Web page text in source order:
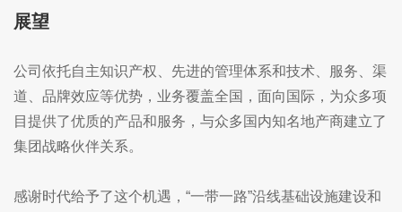
展望
公司依托自主知识产权、先进的管理体系和技术、服务、渠
道、品牌效应等优势，业务覆盖全国，面向国际，为众多项
目提供了优质的产品和服务，与众多国内知名地产商建立了
集团战略伙伴关系。
感谢时代给予了这个机遇，“一带一路”沿线基础设施建设和